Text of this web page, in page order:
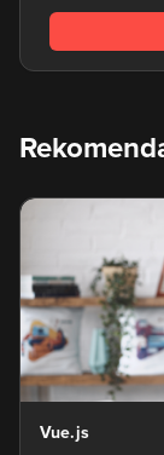
W kursach
po kroku
Reacta i
ułatwiających i
sposób
Vue.js